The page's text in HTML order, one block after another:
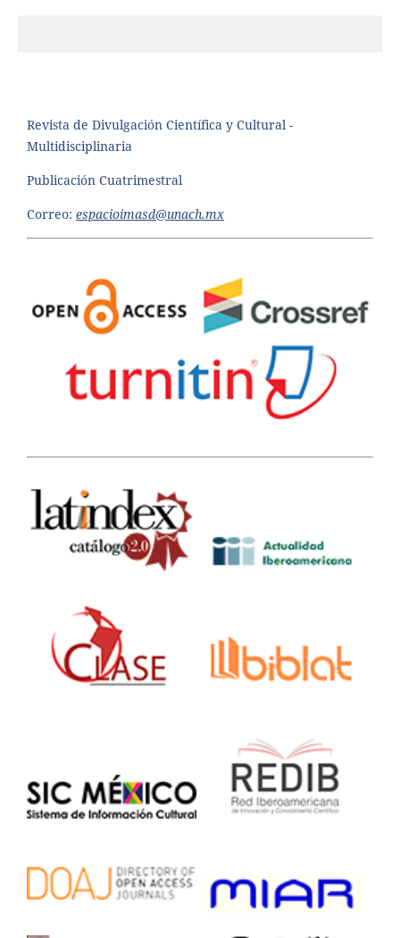
Revista de Divulgación Científica y Cultural -
Multidisciplinaria
Publicación Cuatrimestral
Correo: espacioimasd@unach.mx